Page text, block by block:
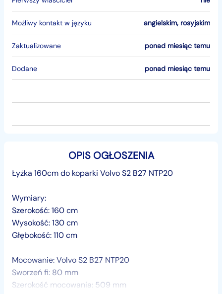
Możliwy kontakt w języku angielskim, rosyjskim
Zaktualizowane ponad miesiąc temu
Dodane ponad miesiąc temu
OPIS OGŁOSZENIA
Łyżka 160cm do koparki Volvo S2 B27 NTP20
Wymiary:
Szerokość: 160 cm
Wysokość: 130 cm
Głębokość: 110 cm
Mocowanie: Volvo S2 B27 NTP20
Sworzeń fi: 80 mm
Szerokość mocowania: 509 mm